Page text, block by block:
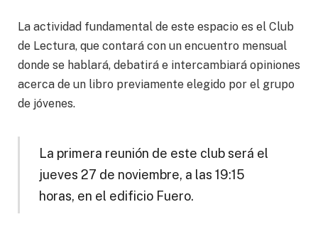
La actividad fundamental de este espacio es el Club
de Lectura, que contará con un encuentro mensual
donde se hablará, debatirá e intercambiará opiniones
acerca de un libro previamente elegido por el grupo
de jóvenes.
La primera reunión de este club será el
jueves 27 de noviembre, a las 19:15
horas, en el edificio Fuero.